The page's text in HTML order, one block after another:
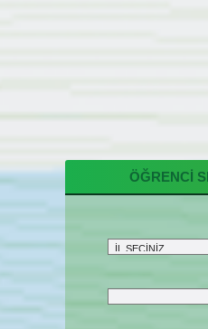
ÖĞRENCİ